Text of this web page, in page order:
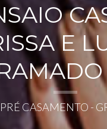
E
CASAMENTO -